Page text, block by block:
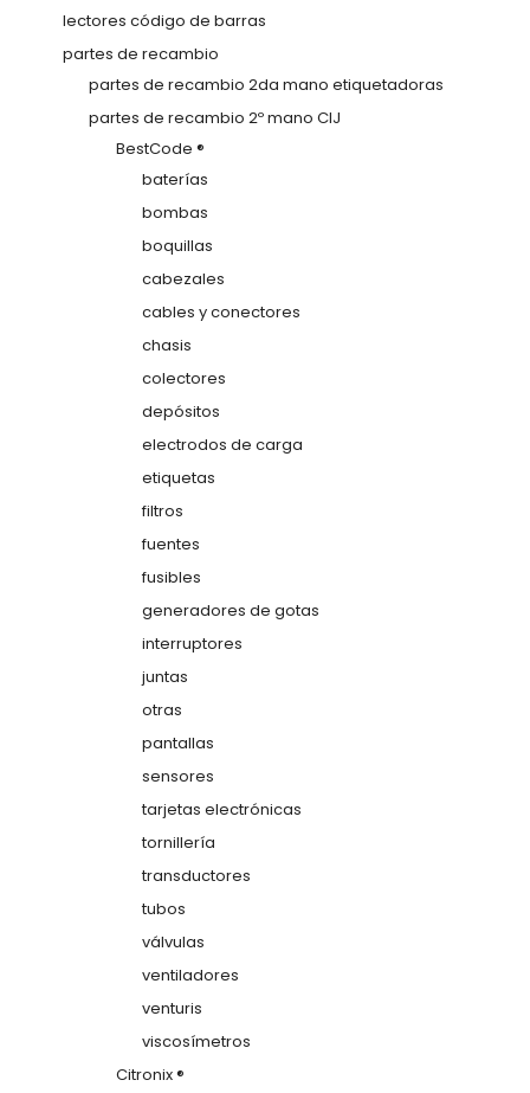
lectores código de barras
partes de recambio
partes de recambio 2da mano etiquetadoras
partes de recambio 2º mano CIJ
BestCode ®
baterías
bombas
boquillas
cabezales
cables y conectores
chasis
colectores
depósitos
electrodos de carga
etiquetas
filtros
fuentes
fusibles
generadores de gotas
interruptores
juntas
otras
pantallas
sensores
tarjetas electrónicas
tornillería
transductores
tubos
válvulas
ventiladores
venturis
viscosímetros
Citronix ®